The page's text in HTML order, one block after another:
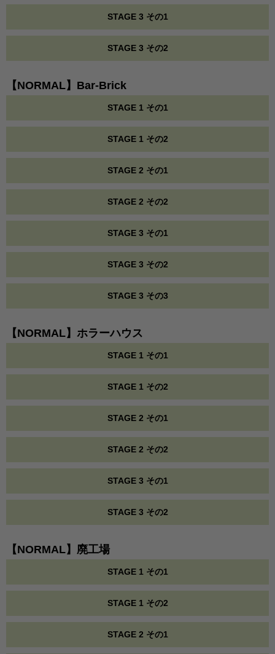
STAGE 3 その1
STAGE 3 その2
【NORMAL】Bar-Brick
STAGE 1 その1
STAGE 1 その2
STAGE 2 その1
STAGE 2 その2
STAGE 3 その1
STAGE 3 その2
STAGE 3 その3
【NORMAL】ホラーハウス
STAGE 1 その1
STAGE 1 その2
STAGE 2 その1
STAGE 2 その2
STAGE 3 その1
STAGE 3 その2
【NORMAL】廃工場
STAGE 1 その1
STAGE 1 その2
STAGE 2 その1